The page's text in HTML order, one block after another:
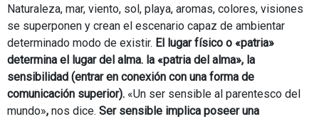
Naturaleza, mar, viento, sol, playa, aromas, colores, visiones
se superponen y crean el escenario capaz de ambientar
determinado modo de existir. El lugar físico o «patria»
determina el lugar del alma. la «patria del alma», la
sensibilidad (entrar en conexión con una forma de
comunicación superior). «Un ser sensible al parentesco del
mundo», nos dice. Ser sensible implica poseer una